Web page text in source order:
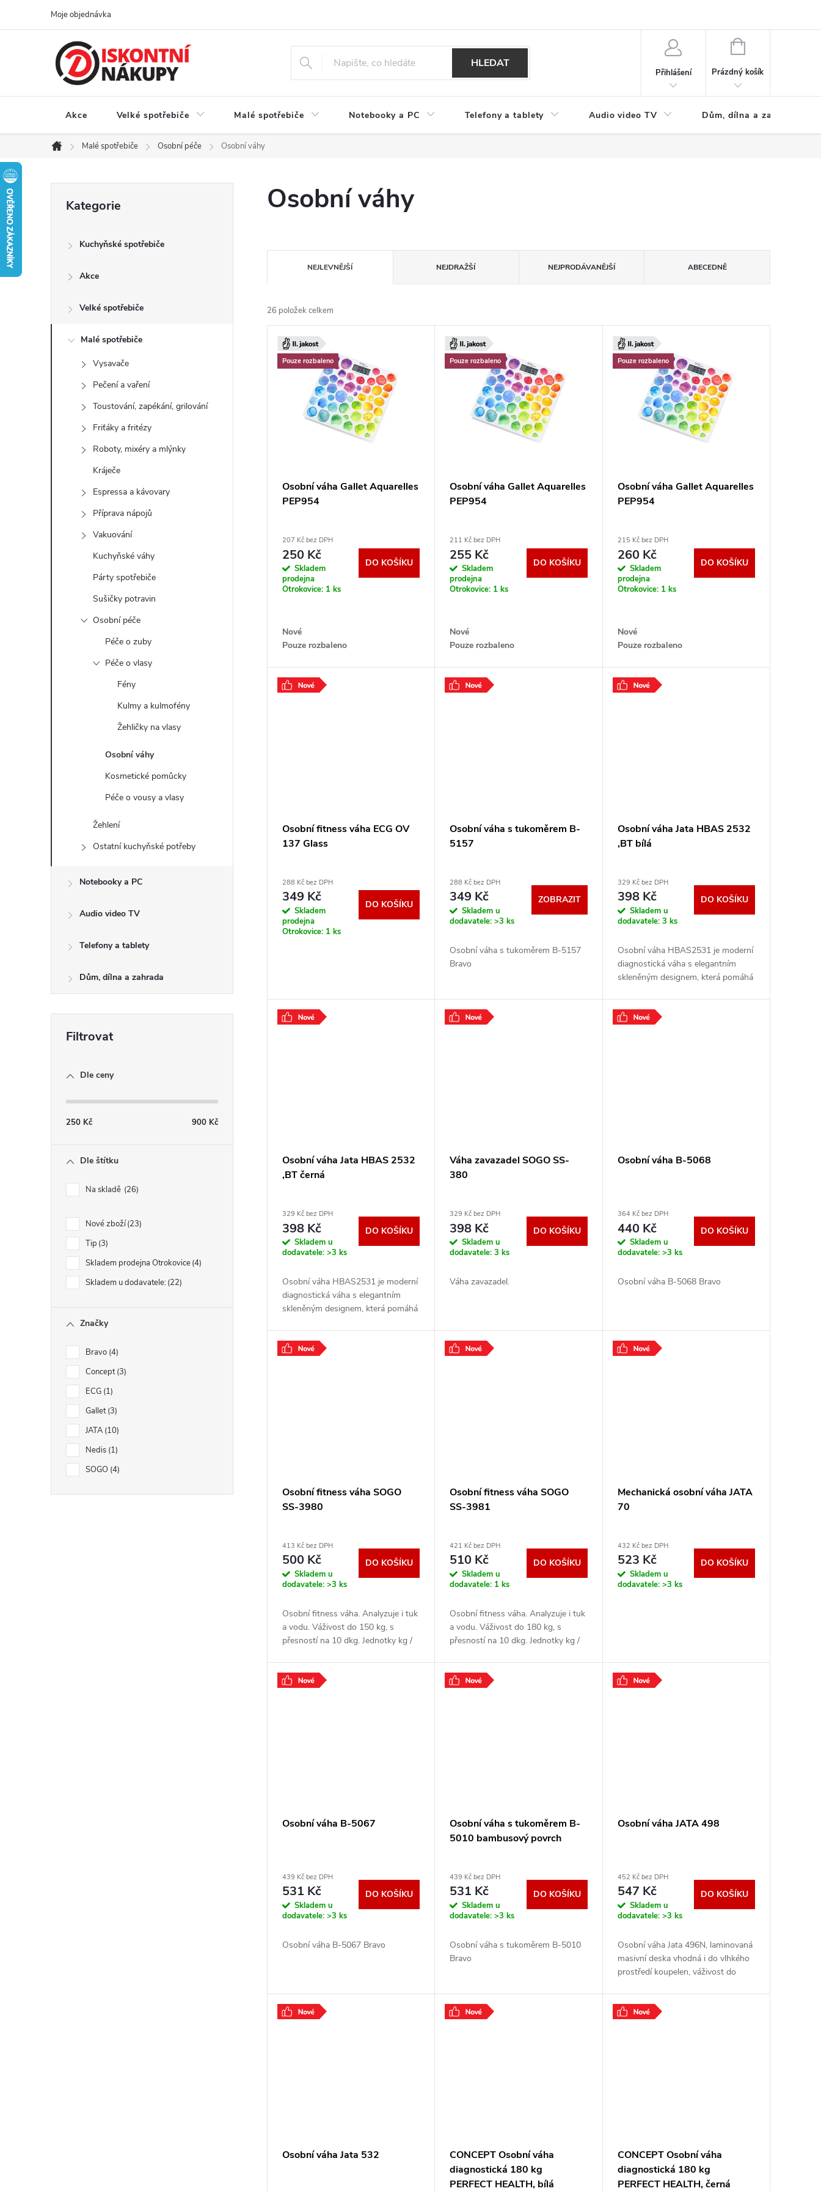
Moje objednávka
HLEDAT
Přihlášení
NÁKUPNÍ
Prázdný košík
Akce Velké spotřebiče Malé spotřebiče Notebooky a PC Telefony a tablety Audio video TV Dům, dílna a zahrada
Domů
Malé spotřebiče Osobní péče Osobní váhy
r
kategorie
Kategorie
Kuchyňské spotřebiče
Akce
Velké spotřebiče
Malé spotřebiče
Vysavače
Pečení a vaření
Toustování, zapékání, grilování
Friťáky a fritézy
Roboty, mixéry a mlýnky
Kráječe
Espressa a kávovary
Příprava nápojů
Vakuování
Kuchyňské váhy
Párty spotřebiče
Sušičky potravin
Osobní péče
Péče o zuby
Péče o vlasy
Fény
Kulmy a kulmofény
Žehličky na vlasy
Osobní váhy
Kosmetické pomůcky
Péče o vousy a vlasy
Žehlení
Ostatní kuchyňské potřeby
Notebooky a PC
Audio video TV
Telefony a tablety
Dům, dílna a zahrada
Dle ceny
250 Kč 900 Kč
Dle štítku
Na skladě 26
Nové zboží 23
Tip 3
Skladem prodejna Otrokovice 4
Skladem u dodavatele: 22
Značky
Bravo 4
Concept 3
ECG 1
Gallet 3
JATA 10
Nedis 1
SOGO 4
Osobní váhy
a
z
e
ů
NEJLEVNĚJŠÍ NEJDRAŽŠÍ NEJPRODÁVANĚJŠÍ ABECEDNĚ
26 položek celkem
V
ý
t
Pouze rozbaleno
Osobní váha Gallet Aquarelles
PEP954
207 Kč bez DPH
250 Kč
Skladem
prodejna
Otrokovice: 1 ks
DO KOŠÍKU
Nové
Pouze rozbaleno
Pouze rozbaleno
Osobní váha Gallet Aquarelles
PEP954
211 Kč bez DPH
255 Kč
Skladem
prodejna
Otrokovice: 1 ks
DO KOŠÍKU
Nové
Pouze rozbaleno
Pouze rozbaleno
Osobní váha Gallet Aquarelles
PEP954
215 Kč bez DPH
260 Kč
Skladem
prodejna
Otrokovice: 1 ks
DO KOŠÍKU
Nové
Pouze rozbaleno
Osobní fitness váha ECG OV
137 Glass
288 Kč bez DPH
349 Kč
Skladem
prodejna
Otrokovice: 1 ks
DO KOŠÍKU
Osobní váha s tukoměrem B-
5157
288 Kč bez DPH
349 Kč
Skladem u
dodavatele:>3 ks
ZOBRAZIT
Osobní váha s tukoměrem B-5157
Bravo
Osobní váha Jata HBAS 2532
,BT bílá
329 Kč bez DPH
398 Kč
Skladem u
dodavatele: 3 ks
DO KOŠÍKU
Osobní váha HBAS2531 je moderní
diagnostická váha s elegantním
skleněným designem, která pomáhá
je BMI,
Osobní váha Jata HBAS 2532
,BT černá
329 Kč bez DPH
398 Kč
Skladem u
dodavatele: >3 ks
DO KOŠÍKU
Osobní váha HBAS2531 je moderní
diagnostická váha s elegantním
skleněným designem, která pomáhá
je BMI,
Váha zavazadel SOGO SS-
380
329 Kč bez DPH
398 Kč
Skladem u
dodavatele:3 ks
DO KOŠÍKU
Váha zavazadel.
Osobní váha B-5068
364 Kč bez DPH
440 Kč
Skladem u
dodavatele: >3 ks
DO KOŠÍKU
Osobní váha B-5068 Bravo
Osobní fitness váha SOGO
SS-3980
413 Kč bez DPH
500 Kč
Skladem u
dodavatele: >3 ks
DO KOŠÍKU
Osobní fitness váha. Analyzuje i tuk
a vodu. Váživost do 150 kg, s
přesností na 10 dkg. Jednotky kg /
Osobní fitness váha SOGO
SS-3981
421 Kč bez DPH
510 Kč
Skladem u
dodavatele: 1 ks
DO KOŠÍKU
Osobní fitness váha. Analyzuje i tuk
a vodu. Váživost do 180 kg, s
přesností na 10 dkg. Jednotky kg /
Mechanická osobní váha JATA
70
432 Kč bez DPH
523 Kč
Skladem u
dodavatele: >3 ks
DO KOŠÍKU
Osobní váha B-5067
439 Kč bez DPH
531 Kč
Skladem u
dodavatele: >3 ks
DO KOŠÍKU
Osobní váha B-5067 Bravo
Osobní váha s tukoměrem B-
5010 bambusový povrch
439 Kč bez DPH
531 Kč
Skladem u
dodavatele:>3 ks
DO KOŠÍKU
Osobní váha s tukoměrem B-5010
Bravo
Osobní váha JATA 498
452 Kč bez DPH
547 Kč
Skladem u
dodavatele: >3 ks
DO KOŠÍKU
Osobní váha Jata 496N, laminovaná
masivní deska vhodná i do vlhkého
prostředí koupelen, váživost do
Osobní váha Jata 532
CONCEPT Osobní váha
diagnostická 180 kg
PERFECT HEALTH, bílá
CONCEPT Osobní váha
diagnostická 180 kg
PERFECT HEALTH, černá